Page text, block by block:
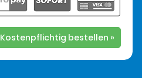
Kostenpflichtig bestellen »